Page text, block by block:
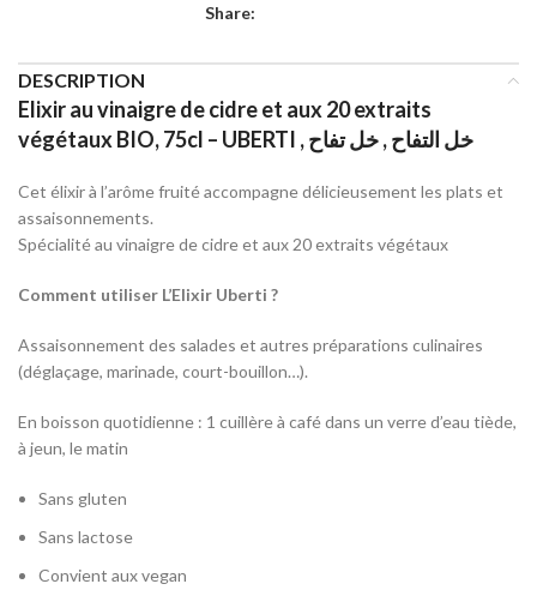
Share:
DESCRIPTION
Elixir au vinaigre de cidre et aux 20 extraits
végétaux BIO, 75cl – UBERTI , خل التفاح , خل تفاح
Cet élixir à l’arôme fruité accompagne délicieusement les plats et
assaisonnements.
Spécialité au vinaigre de cidre et aux 20 extraits végétaux
Comment utiliser L’Elixir Uberti ?
Assaisonnement des salades et autres préparations culinaires
(déglaçage, marinade, court-bouillon…).
En boisson quotidienne : 1 cuillère à café dans un verre d’eau tiède,
à jeun, le matin
Sans gluten
Sans lactose
Convient aux vegan